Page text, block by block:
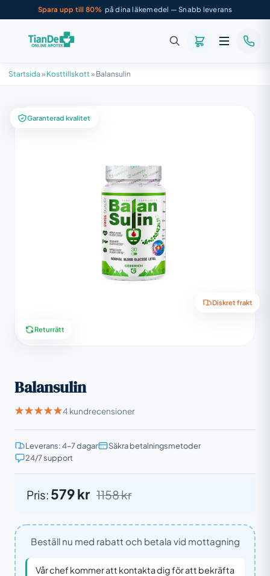
Spara upp till 80% på dina läkemedel — Snabb leverans
Startsida » Kosttillskott » Balansulin
Garanterad kvalitet
Diskret frakt
Returrätt
Balansulin
4 kundrecensioner
Leverans: 4–7 dagar
Säkra betalningsmetoder
24/7 support
Pris: 579 kr 1158 kr
Beställ nu med rabatt och betala vid mottagning
Vår chef kommer att kontakta dig för att bekräfta